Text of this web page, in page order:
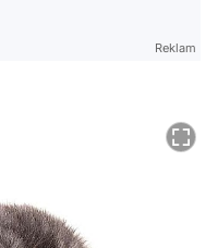
Reklam